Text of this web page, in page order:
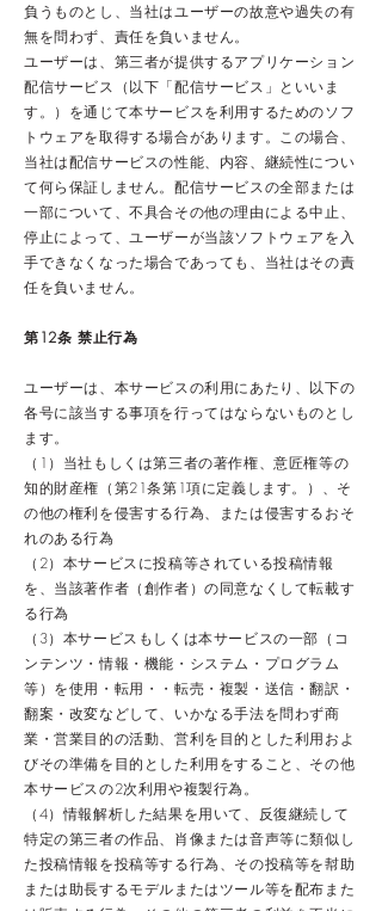
負うものとし、当社はユーザーの故意や過失の有
無を問わず、責任を負いません。
ユーザーは、第三者が提供するアプリケーション
配信サービス（以下「配信サービス」といいま
す。）を通じて本サービスを利用するためのソフ
トウェアを取得する場合があります。この場合、
当社は配信サービスの性能、内容、継続性につい
て何ら保証しません。配信サービスの全部または
一部について、不具合その他の理由による中止、
停止によって、ユーザーが当該ソフトウェアを入
手できなくなった場合であっても、当社はその責
任を負いません。
第12条 禁止行為
ユーザーは、本サービスの利用にあたり、以下の
各号に該当する事項を行ってはならないものとし
ます。
（1）当社もしくは第三者の著作権、意匠権等の
知的財産権（第21条第1項に定義します。）、そ
の他の権利を侵害する行為、または侵害するおそ
れのある行為
（2）本サービスに投稿等されている投稿情報
を、当該著作者（創作者）の同意なくして転載す
る行為
（3）本サービスもしくは本サービスの一部（コ
ンテンツ・情報・機能・システム・プログラム
等）を使用・転用・・転売・複製・送信・翻訳・
翻案・改変などして、いかなる手法を問わず商
業・営業目的の活動、営利を目的とした利用およ
びその準備を目的とした利用をすること、その他
本サービスの2次利用や複製行為。
（4）情報解析した結果を用いて、反復継続して
特定の第三者の作品、肖像または音声等に類似し
た投稿情報を投稿等する行為、その投稿等を幇助
または助長するモデルまたはツール等を配布また